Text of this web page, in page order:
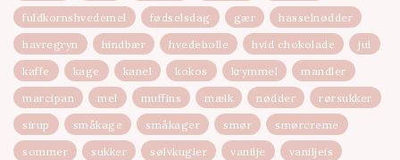
fuldkornshvedemel
fødselsdag gær
hasselnødder
havregryn
hindbær hvedebolle hvid chokolade
jul
kaffe
kage kanel kokos krymmel
mandler
marcipan
mel muffins mælk nødder
rørsukker
sirup
småkage småkager smør
smørcreme
sommer
sukker sølvkugler vanilje vaniljeis